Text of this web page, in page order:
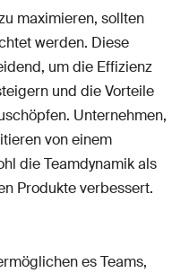
maximieren, sollten
werden. Diese
um die Effizienz
und die Vorteile
Unternehmen,
von einem
die Teamdynamik als
Produkte verbessert.
es Teams,